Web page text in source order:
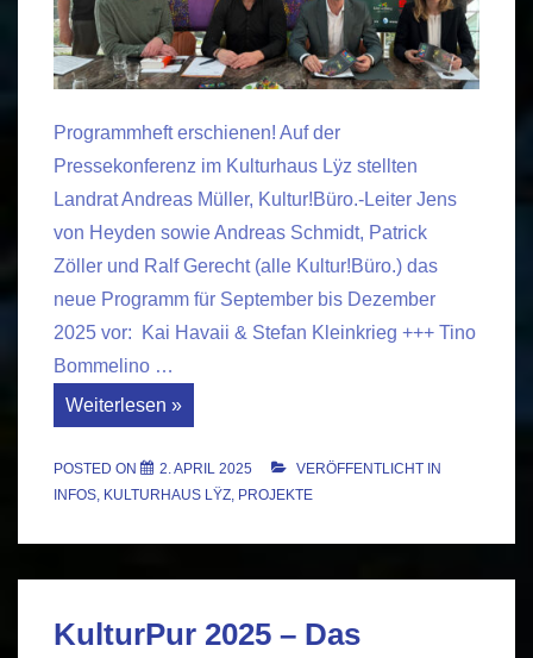
Programmheft erschienen! Auf der
Pressekonferenz im Kulturhaus Lÿz stellten
Landrat Andreas Müller, Kultur!Büro.-Leiter Jens
von Heyden sowie Andreas Schmidt, Patrick
Zöller und Ralf Gerecht (alle Kultur!Büro.) das
neue Programm für September bis Dezember
2025 vor: Kai Havaii & Stefan Kleinkrieg +++ Tino
Bommelino …
Der
Herbst
Lÿz
Weiterlesen »
POSTED ON 2. APRIL 2025
VERÖFFENTLICHT IN
INFOS KULTURHAUS LŸZ PROJEKTE
KulturPur 2025 – Das